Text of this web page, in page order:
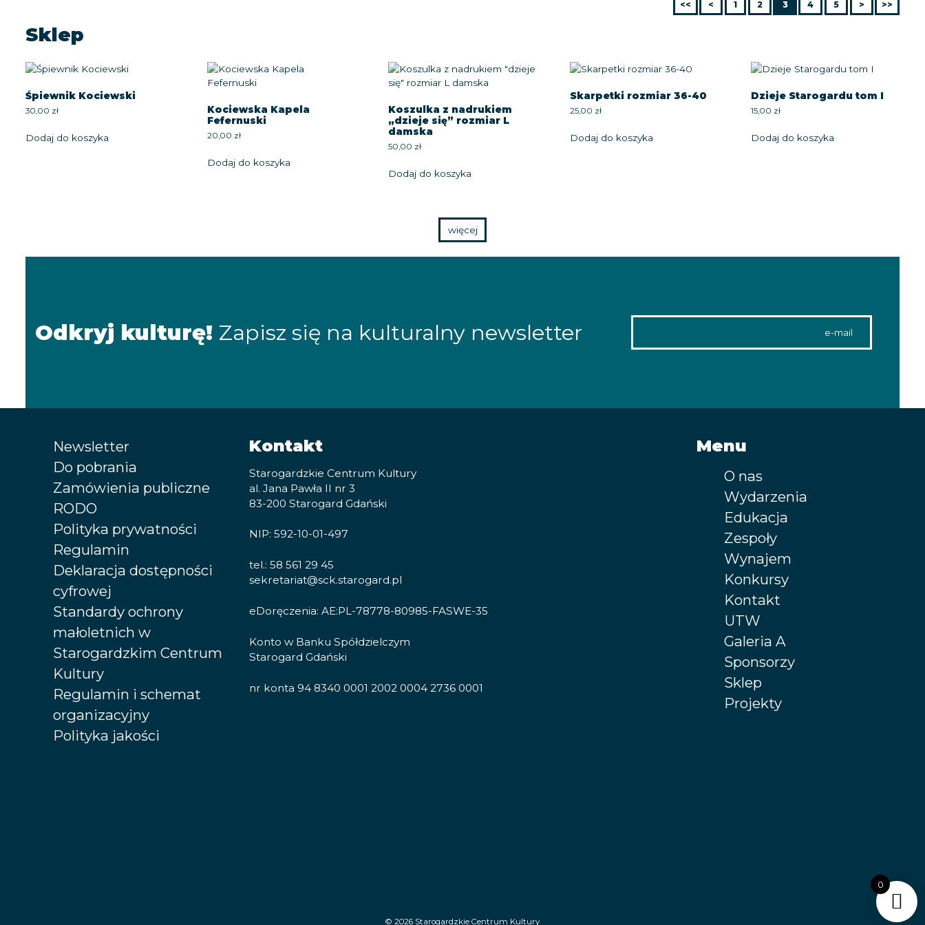
<< < 1 2 3 4 5 > >>
Sklep
Śpiewnik Kociewski
30,00 zł
Dodaj do koszyka
Kociewska Kapela
Fefernuski
20,00 zł
Dodaj do koszyka
Koszulka z nadrukiem
„dzieje się” rozmiar L
damska
50,00 zł
Dodaj do koszyka
Skarpetki rozmiar 36-40
25,00 zł
Dodaj do koszyka
Dzieje Starogardu tom I
15,00 zł
Dodaj do koszyka
więcej
Odkryj kulturę! Zapisz się na kulturalny newsletter
Newsletter
Do pobrania
Zamówienia publiczne
RODO
Polityka prywatności
Regulamin
Deklaracja dostępności
cyfrowej
Standardy ochrony
małoletnich w
Starogardzkim Centrum
Kultury
Regulamin i schemat
organizacyjny
Polityka jakości
Kontakt
Starogardzkie Centrum Kultury
al. Jana Pawła II nr 3
83-200 Starogard Gdański
NIP: 592-10-01-497
tel.: 58 561 29 45
sekretariat@sck.starogard.pl
eDoręczenia: AE:PL-78778-80985-FASWE-35
Konto w Banku Spółdzielczym
Starogard Gdański
nr konta 94 8340 0001 2002 0004 2736 0001
Menu
O nas
Wydarzenia
Edukacja
Zespoły
Wynajem
Konkursy
Kontakt
UTW
Galeria A
Sponsorzy
Sklep
Projekty
© 2026 Starogardzkie Centrum Kultury
0